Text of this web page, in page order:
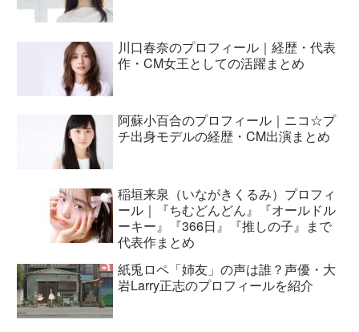
川口春奈のプロフィール｜経歴・代表
作・CM女王としての活躍まとめ
阿蘇小百合のプロフィール｜ニコ☆プ
チ出身モデルの経歴・CM出演まとめ
稲垣来泉（いながきくるみ）プロフィ
ール｜『ちむどんどん』『オールドル
ーキー』『366日』『推しの子』まで
代表作まとめ
紙兎ロペ「姉友」の声は誰？声優・大
岩Larry正志のプロフィールを紹介